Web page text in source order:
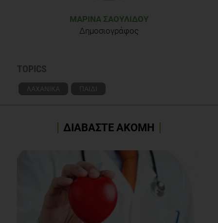
ΜΑΡΊΝΑ ΣΑΟΥΛΊΔΟΥ
Δημοσιογράφος
TOPICS
ΛΑΧΑΝΙΚΑ ΠΑΙΔΙ
ΔΙΑΒΑΣΤΕ ΑΚΟΜΗ